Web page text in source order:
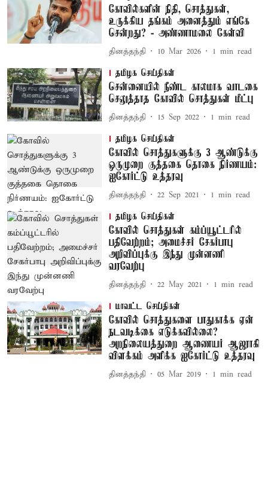
கோவில்களின் நிதி, சொத்துகள்,
உருக்கிய தங்கம் அனைத்தும் எங்கே
சென்றது? - அண்ணாமலை கேள்வி
தினத்தந்தி 10 Mar 2026 1 min read
தமிழக செய்திகள்
சென்னையில் நீண்ட காலமாக வாடகை
செலுத்தாத கோவில் சொத்துகள் மீட்பு
தினத்தந்தி 15 Sep 2022 1 min read
தமிழக செய்திகள்
கோவில் சொத்துகளுக்கு 3 ஆண்டுக்கு
ஒருமுறை குத்தகை தொகை நிர்ணயம்:
ஐகோர்ட்டு உத்தரவு
தினத்தந்தி 22 Sep 2021 1 min read
தமிழக செய்திகள்
கோவில் சொத்துகள் கம்ப்யூட்டரில்
பதிவேற்றம்; அமைச்சர் சேகர்பாபு
அறிவிப்புக்கு இந்து முன்னணி
வரவேற்பு
தினத்தந்தி 22 May 2021 1 min read
மாவட்ட செய்திகள்
கோவில் சொத்துகளை பாதுகாக்க ஏன்
நடவடிக்கை எடுக்கவில்லை?
அறநிலையத்துறை ஆணையர் ஆஜராகி
விளக்கம் அளிக்க ஐகோர்ட்டு உத்தரவு
தினத்தந்தி 05 Mar 2019 1 min read